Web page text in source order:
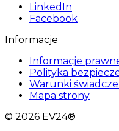
LinkedIn
Facebook
Informacje
Informacje
Polityka
Warunki
Mapa strony
© 2026 EV24®